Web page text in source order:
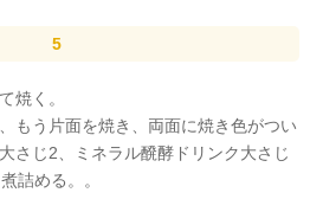
焼く。
もう片面を焼き、両面に焼き色がつい
さじ2、ミネラル醗酵ドリンク大さじ
詰める。。